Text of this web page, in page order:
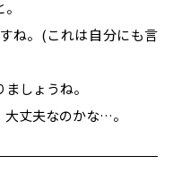
ね。(これは自分にも言
しょうね。
丈夫なのかな…。